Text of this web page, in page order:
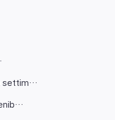
settim…